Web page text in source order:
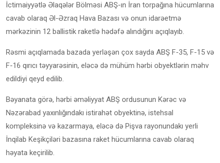
İctimaiyyətlə Əlaqələr Bölməsi ABŞ-ın İran torpağına hücumlarına
cavab olaraq Əl-Əzraq Hava Bazası və onun idarəetmə
mərkəzinin 12 ballistik raketlə hədəfə alındığını açıqlayıb.
Rəsmi açıqlamada bazada yerləşən çox sayda ABŞ F-35, F-15 və
F-16 qırıcı təyyarəsinin, eləcə də mühüm hərbi obyektlərin məhv
edildiyi qeyd edilib.
Bəyanata görə, hərbi əməliyyat ABŞ ordusunun Kərəc və
Nəzərabad yaxınlığındakı istirahət obyektinə, istehsal
kompleksinə və kazarmaya, eləcə də Pişva rayonundakı yerli
İnqilab Keşikçiləri bazasına raket hücumlarına cavab olaraq
həyata keçirilib.